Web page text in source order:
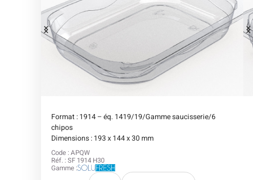
Format : 1914 – éq. 1419/19/Gamme saucisserie/6
chipos
Dimensions : 193 x 144 x 30 mm
Code : APQW
Réf. : SF 1914 H30
Gamme :